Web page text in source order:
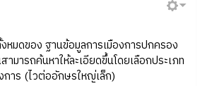
มดของ ฐานข้อมูลการเมืองการปกครอง
มารถค้นหาให้ละเอียดขึ้นโดยเลือกประเภท
าร (ไวต่ออักษรใหญ่เล็ก)